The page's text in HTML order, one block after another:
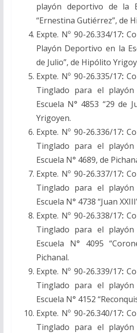
playón deportivo de la
“Ernestina Gutiérrez”, de
Expte. Nº 90-26.334/17:
Playón Deportivo en la
de Julio”, de Hipólito
Expte. Nº 90-26.335/17:
Tinglado para el
Escuela N° 4853 “29 de
Yrigoyen.
Expte. Nº 90-26.336/17:
Tinglado para el
Escuela N° 4689, de
Expte. Nº 90-26.337/17:
Tinglado para el
Escuela N° 4738 “Juan
Expte. Nº 90-26.338/17:
Tinglado para el
Escuela N° 4095
Pichanal.
Expte. Nº 90-26.339/17:
Tinglado para el
Escuela N° 4152
Expte. Nº 90-26.340/17:
Tinglado para el